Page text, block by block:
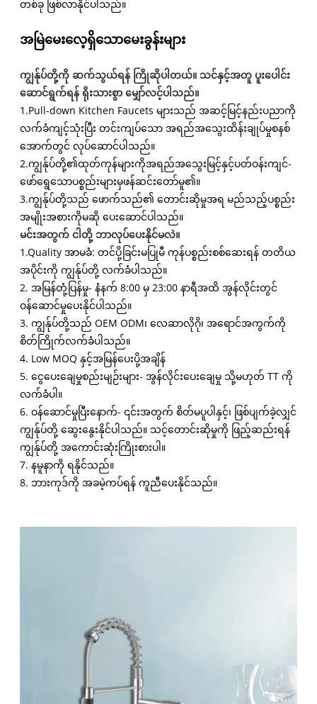
တစ်ခု ဖြစ်လာနိုင်ပါသည်။
အမြဲမေးလေ့ရှိသောမေးခွန်းများ
ကျွန်ုပ်တို့ကို ဆက်သွယ်ရန် ကြိုဆိုပါတယ်။ သင်နှင့်အတူ ပူးပေါင်း
ဆောင်ရွက်ရန် ရိုးသားစွာ မျှော်လင့်ပါသည်။
1.Pull-down Kitchen Faucets များသည် အဆင့်မြင့်နည်းပညာကို
လက်ခံကျင့်သုံးပြီး တင်းကျပ်သော အရည်အသွေးထိန်းချုပ်မှုစနစ်
အောက်တွင် လုပ်ဆောင်ပါသည်။
2.ကျွန်ုပ်တို့၏ထုတ်ကုန်များကိုအရည်အသွေးမြင့်နှင့်ပတ်ဝန်းကျင်-
ဖော်ရွေသောပစ္စည်းများမှဖန်ဆင်းတော်မူ၏။
3.ကျွန်ုပ်တို့သည် ဖောက်သည်၏ တောင်းဆိုမှုအရ မည်သည့်ပစ္စည်း
အမျိုးအစားကိုမဆို ပေးဆောင်ပါသည်။
မင်းအတွက် ငါတို့ ဘာလုပ်ပေးနိုင်မလဲ။
1.Quality အာမခံ: တင်ပို့ခြင်းမပြုမီ ကုန်ပစ္စည်းစစ်ဆေးရန် တတိယ
အပိုင်းကို ကျွန်ုပ်တို့ လက်ခံပါသည်။
2. အမြန်တုံ့ပြန်မှု- နံနက် 8:00 မှ 23:00 နာရီအထိ အွန်လိုင်းတွင်
ဝန်ဆောင်မှုပေးနိုင်ပါသည်။
3. ကျွန်ုပ်တို့သည် OEM ODM၊ လေဆာလိုဂို၊ အရောင်အကွက်ကို
စိတ်ကြိုက်လက်ခံပါသည်။
4. Low MOQ နှင့်အမြန်ပေးပို့အချိန်
5. ငွေပေးချေမှုစည်းမျဉ်းများ- အွန်လိုင်းပေးချေမှု သို့မဟုတ် TT ကို
လက်ခံပါ။
6. ဝန်ဆောင်မှုပြီးနောက်- ၎င်းအတွက် စိတ်မပူပါနှင့်၊ ဖြစ်ပျက်ခဲ့လျှင်
ကျွန်ုပ်တို့ ဆွေးနွေးနိုင်ပါသည်။ သင့်တောင်းဆိုမှုကို ဖြည့်ဆည်းရန်
ကျွန်ုပ်တို့ အကောင်းဆုံးကြိုးစားပါ။
7. နမူနာကို ရနိုင်သည်။
8. ဘားကုဒ်ကို အခမဲ့ကပ်ရန် ကူညီပေးနိုင်သည်။